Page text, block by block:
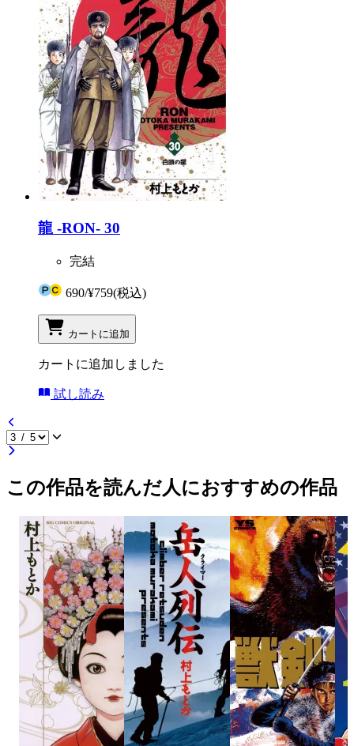
龍 -RON- 30
完結
690/¥759(税込)
カートに追加
カートに追加しました
試し読み
この作品を読んだ人におすすめの作品